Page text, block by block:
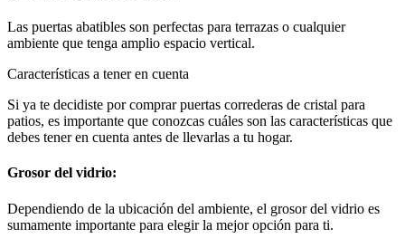
Las puertas abatibles son perfectas para terrazas o cualquier
ambiente que tenga amplio espacio vertical.
Características a tener en cuenta
Si ya te decidiste por comprar puertas correderas de cristal para
patios, es importante que conozcas cuáles son las características que
debes tener en cuenta antes de llevarlas a tu hogar.
Grosor del vidrio:
Dependiendo de la ubicación del ambiente, el grosor del vidrio es
sumamente importante para elegir la mejor opción para ti.